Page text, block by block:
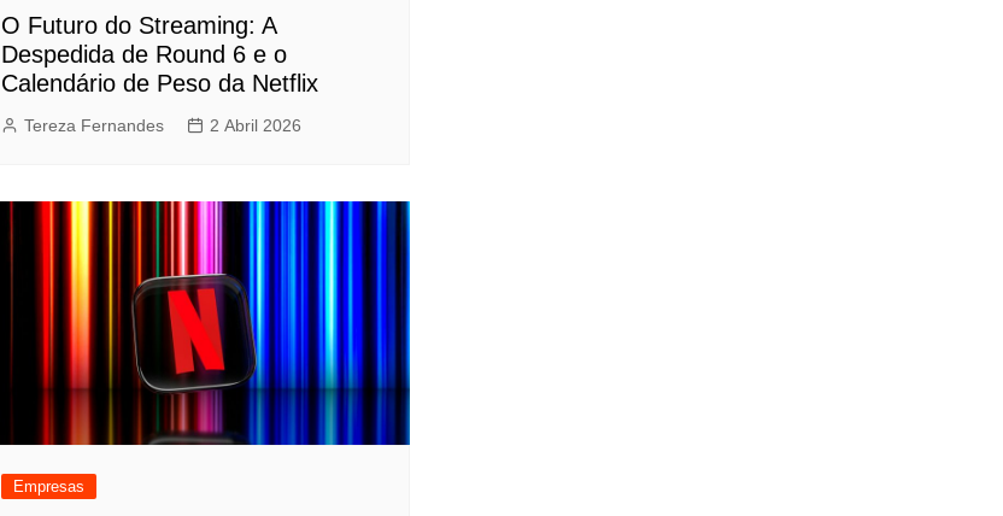
O Futuro do Streaming: A
Despedida de Round 6 e o
Calendário de Peso da Netflix
Tereza Fernandes 2 Abril 2026
Empresas